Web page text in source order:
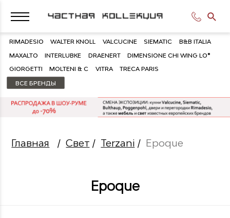
RIMADESIO WALTER KNOLL VALCUCINE SIEMATIC B&B ITALIA
MAXALTO INTERLUBKE DRAENERT DIMENSIONE CHI WING LO®
GIORGETTI MOLTENI & C VITRA TRECA PARIS
ВСЕ БРЕНДЫ
Главная /Свет / Terzani / Epoque
Epoque